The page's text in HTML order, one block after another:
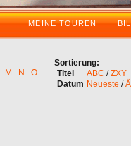
MEINE TOUREN
M N
O
Sortierung:
Titel
ABC /ZXY
Datum Neueste /